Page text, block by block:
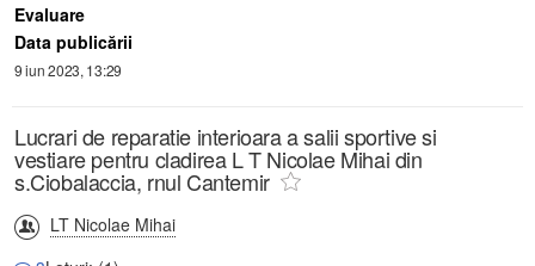
Evaluare
Data publicării
9 iun 2023, 13:29
Lucrari de reparatie interioara a salii sportive si
vestiare pentru cladirea L T Nicolae Mihai din
s.Ciobalaccia, rnul Cantemir
LT Nicolae Mihai